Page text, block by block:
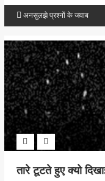
अनसुलझे प्रश्नों के जवाब
तारे टूटते हुए क्यो